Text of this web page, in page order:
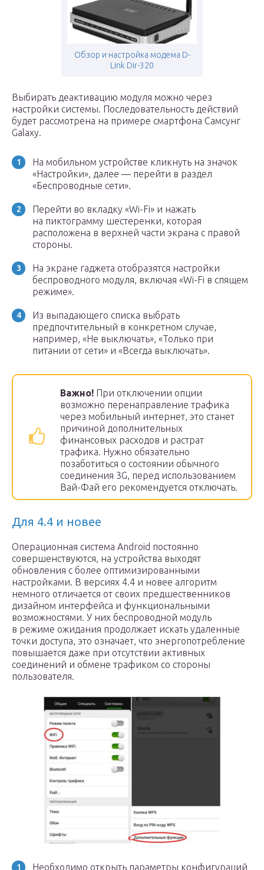
Обзор и настройка модема D-
Link Dir-320
Выбирать деактивацию модуля можно через
настройки системы. Последовательность действий
будет рассмотрена на примере смартфона Самсунг
Galaxy.
На мобильном устройстве кликнуть на значок
«Настройки», далее — перейти в раздел
«Беспроводные сети».
Перейти во вкладку «Wi-Fi» и нажать
на пиктограмму шестеренки, которая
расположена в верхней части экрана с правой
стороны.
На экране гаджета отобразятся настройки
беспроводного модуля, включая «Wi-Fi в спящем
режиме».
Из выпадающего списка выбрать
предпочтительный в конкретном случае,
например, «Не выключать», «Только при
питании от сети» и «Всегда выключать».
Важно! При отключении опции
возможно перенаправление трафика
через мобильный интернет, это станет
причиной дополнительных
финансовых расходов и растрат
трафика. Нужно обязательно
позаботиться о состоянии обычного
соединения 3G, перед использованием
Вай-Фай его рекомендуется отключать.
Для 4.4 и новее
Операционная система Android постоянно
совершенствуются, на устройства выходят
обновления с более оптимизированными
настройками. В версиях 4.4 и новее алгоритм
немного отличается от своих предшественников
дизайном интерфейса и функциональными
возможностями. У них беспроводной модуль
в режиме ожидания продолжает искать удаленные
точки доступа, это означает, что энергопотребление
повышается даже при отсутствии активных
соединений и обмене трафиком со стороны
пользователя.
Необходимо открыть параметры конфигураций